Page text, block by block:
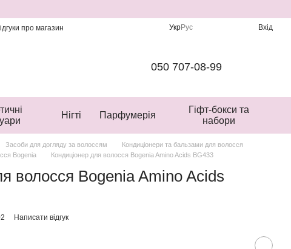
про магазин
УкрРус Вхід
050 707-08-99
Нігті Парфумерія
Гіфт-бокси та
набори
Засоби для догляду за волоссям
Кондиціонери та бальзами для волосся
Bogenia
Кондиціонер для волосся Bogenia Amino Acids BG433
волосся Bogenia Amino Acids
Написати відгук